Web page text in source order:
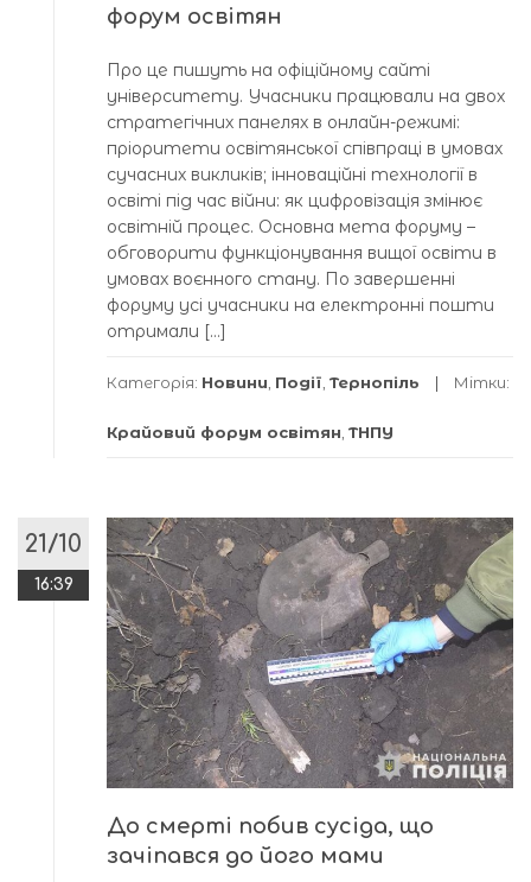
форум освітян
Про це пишуть на офіційному сайті
університету. Учасники працювали на двох
стратегічних панелях в онлайн-режимі:
пріоритети освітянської співпраці в умовах
сучасних викликів; інноваційні технології в
освіті під час війни: як цифровізація змінює
освітній процес. Основна мета форуму –
обговорити функціонування вищої освіти в
умовах воєнного стану. По завершенні
форуму усі учасники на електронні пошти
отримали […]
Категорія: Новини Події Тернопіль Мітки:
Крайовий форум освітян ТНПУ
21/10
16:39
До смерті побив сусіда, що
зачіпався до його мами